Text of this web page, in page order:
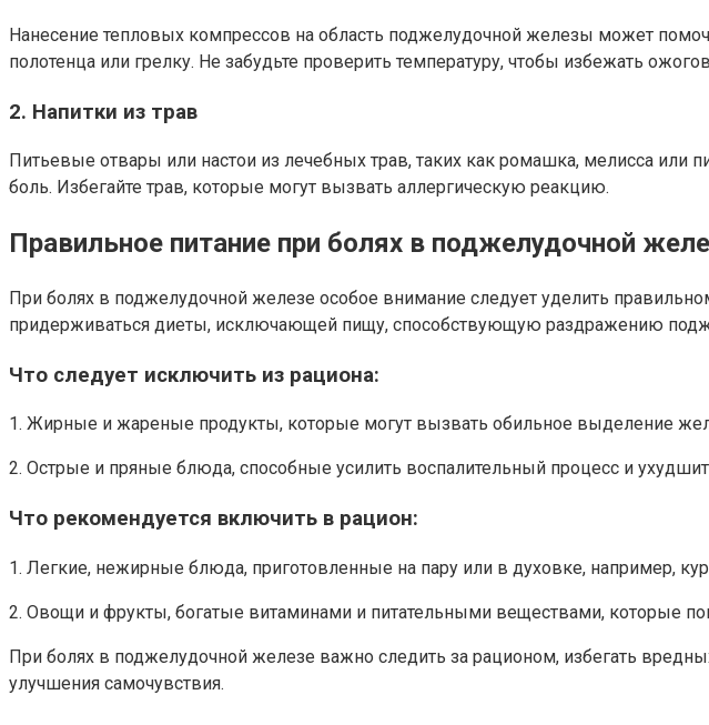
Нанесение тепловых компрессов на область поджелудочной железы может
полотенца или грелку. Не забудьте проверить температуру, чтобы избежать
2. Напитки из трав
Питьевые отвары или настои из лечебных трав, таких как ромашка, мелисса
боль. Избегайте трав, которые могут вызвать аллергическую реакцию.
Правильное питание при болях в поджелудочной
При болях в поджелудочной железе особое внимание следует уделить
придерживаться диеты, исключающей пищу, способствующую раздражению
Что следует исключить из рациона:
1. Жирные и жареные продукты, которые могут вызвать обильное выделение
2. Острые и пряные блюда, способные усилить воспалительный процесс и
Что рекомендуется включить в рацион:
1. Легкие, нежирные блюда, приготовленные на пару или в духовке, например,
2. Овощи и фрукты, богатые витаминами и питательными веществами, которые
При болях в поджелудочной железе важно следить за рационом, избегать
улучшения самочувствия.